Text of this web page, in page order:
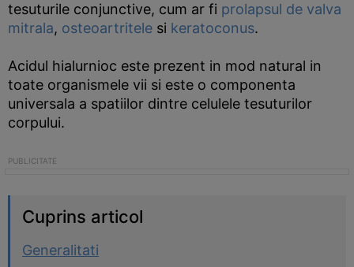
tesuturile conjunctive, cum ar fi prolapsul de valva
mitrala, osteoartritele si keratoconus.
Acidul hialurnioc este prezent in mod natural in
toate organismele vii si este o componenta
universala a spatiilor dintre celulele tesuturilor
corpului.
Cuprins articol
Generalitati